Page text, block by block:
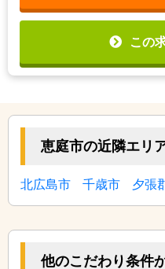
この
恵庭市の近隣エリ
北広島市 千歳市 夕張
他のこだわり条件